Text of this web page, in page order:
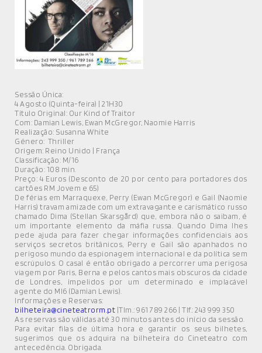
MÚSICA
DIVERSOS
NOTÍCIAS
Sessão Única:
4 Agosto (Quinta-feira) | 21H30
Título Original: Our Kind of Traitor
Com: Damian Lewis, Ewan McGregor, Naomie Harris
Realização: Susanna White
Género: Thriller
Origem: Reino Unido | França
Classificação: M/16
Duração: 108 min.
Preço: 4 Euros (Desconto de 20 por cento para portadores dos
cartões RM Jovem e 65)
De férias em Marraquexe, Perry (Ewan McGregor) e Gail (Naomie
Harris) travam amizade com um extravagante e carismático russo
chamado Dima (Stellan Skarsgård) que, embora não o saibam, é
um importante elemento da máfia russa. Quando Dima lhes
pede ajuda para fazer chegar informações confidenciais aos
serviços secretos britânicos, Perry e Gail são apanhados no
perigoso mundo da espionagem internacional e da política sem
escrúpulos. O casal é então obrigado a percorrer uma perigosa
viagem por Paris, Berna e pelos cantos mais obscuros da cidade
de Londres, impelidos por um determinado e implacável
agente do MI6 (Damian Lewis).
Informações e Reservas:
bilheteira@cineteatrorm.pt |Tlm.: 961 789 266 | Tlf.: 243 999 350
As reservas são válidas até 30 minutos antes do início da sessão.
Para evitar filas de última hora e garantir os seus bilhetes,
sugerimos que os adquira na bilheteira do Cineteatro com
antecedência. Obrigada.